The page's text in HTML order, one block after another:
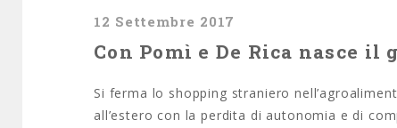
12 Settembre 2017
Con Pomì e De Rica nasce
Si ferma lo shopping straniero
all’estero con la perdita di autonomia e di